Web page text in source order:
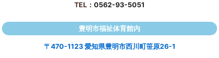
TEL： 0562-93-5051
豊明市福祉体育館内
〒470-1123 愛知県豊明市西川町笹原26-1